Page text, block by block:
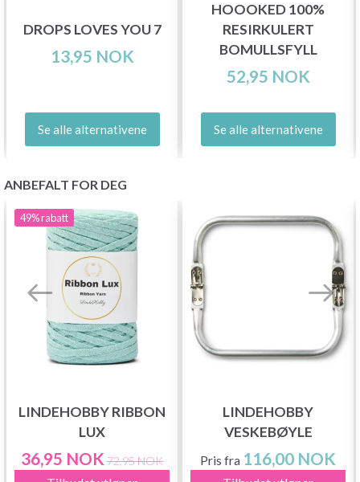
DROPS LOVES YOU 7
13,95 NOK
Se alle alternativene
HOOOKED 100%
RESIRKULERT
BOMULLSFYLL
52,95 NOK
Se alle alternativene
ANBEFALT FOR DEG
49%rabatt
LINDEHOBBY RIBBON
LUX
36,95 NOK 72,95 NOK
LINDEHOBBY
VESKEBØYLE
Pris fra 116,00 NOK